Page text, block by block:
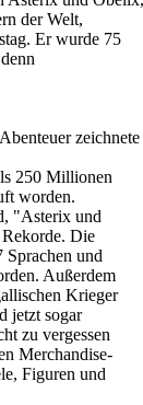
der Welt,
Er wurde 75
zeichnete
250 Millionen
worden.
"Asterix und
Die
Sprachen und
Außerdem
Krieger
jetzt sogar
zu vergessen
Merchandise-
Figuren und